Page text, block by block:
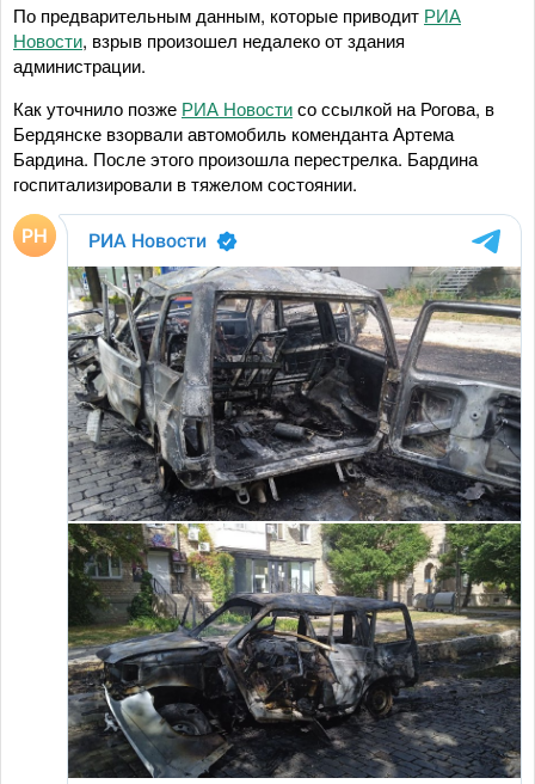
По предварительным данным, которые приводит РИА
Новости, взрыв произошел недалеко от здания
администрации.
Как уточнило позже РИА Новостисо ссылкой на Рогова, в
Бердянске взорвали автомобиль коменданта Артема
Бардина. После этого произошла перестрелка. Бардина
госпитализировали в тяжелом состоянии.